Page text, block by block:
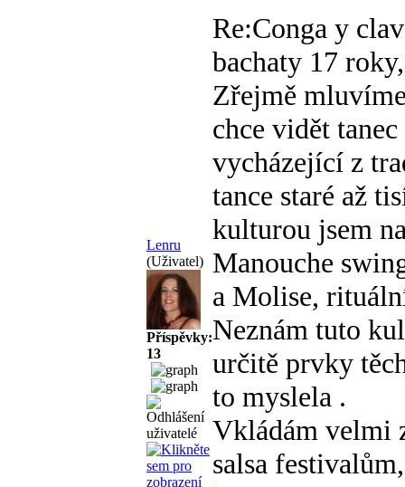
Lenru
(Uživatel)
Příspěvky:
13
Re:Conga y
bachaty 17
Zřejmě
chce vidět
vycházející z
tance staré až
kulturou jsem
Manouche
a Molise,
Neznám tuto
určitě prvky
to myslela .
Vkládám velmi
salsa